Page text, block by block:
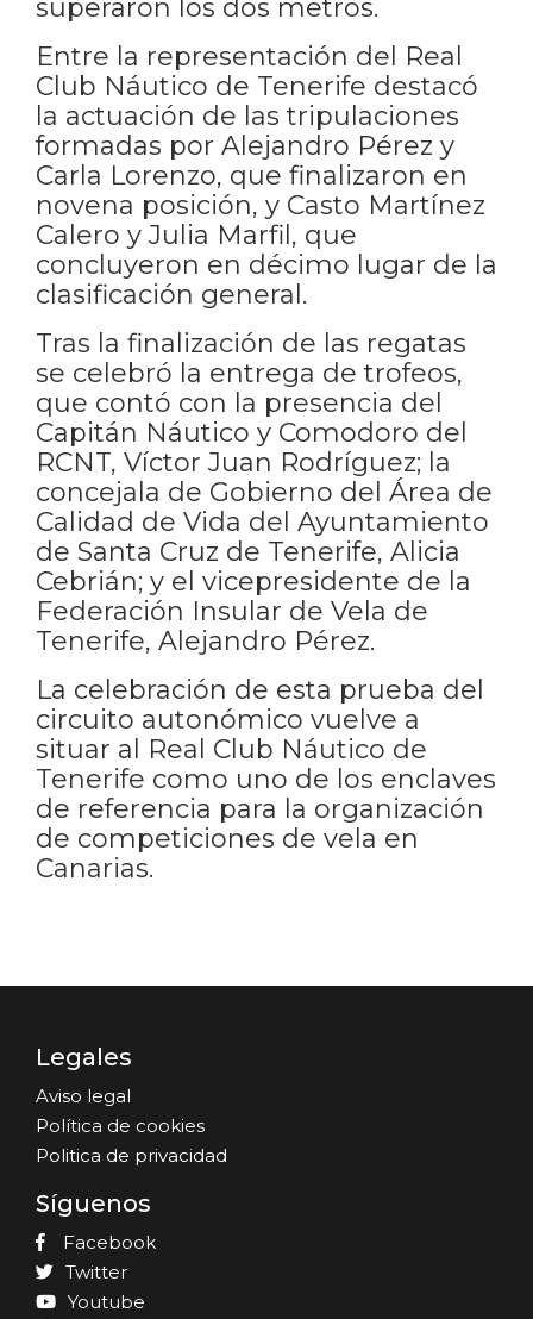
superaron los dos metros.
Entre la representación del Real
Club Náutico de Tenerife destacó
la actuación de las tripulaciones
formadas por Alejandro Pérez y
Carla Lorenzo, que finalizaron en
novena posición, y Casto Martínez
Calero y Julia Marfil, que
concluyeron en décimo lugar de la
clasificación general.
Tras la finalización de las regatas
se celebró la entrega de trofeos,
que contó con la presencia del
Capitán Náutico y Comodoro del
RCNT, Víctor Juan Rodríguez; la
concejala de Gobierno del Área de
Calidad de Vida del Ayuntamiento
de Santa Cruz de Tenerife, Alicia
Cebrián; y el vicepresidente de la
Federación Insular de Vela de
Tenerife, Alejandro Pérez.
La celebración de esta prueba del
circuito autonómico vuelve a
situar al Real Club Náutico de
Tenerife como uno de los enclaves
de referencia para la organización
de competiciones de vela en
Canarias.
Legales
Aviso legal
Política de cookies
Politica de privacidad
Síguenos
Facebook
Twitter
Youtube